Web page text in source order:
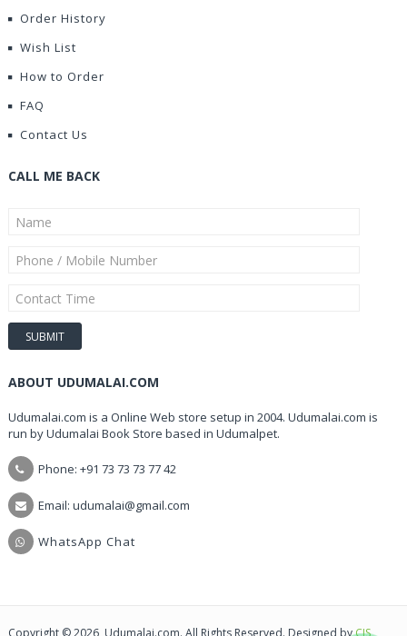
Order History
Wish List
How to Order
FAQ
Contact Us
CALL ME BACK
ABOUT UDUMALAI.COM
Udumalai.com is a Online Web store setup in 2004. Udumalai.com is
run by Udumalai Book Store based in Udumalpet.
Phone: +91 73 73 73 77 42
Email: udumalai@gmail.com
WhatsApp Chat